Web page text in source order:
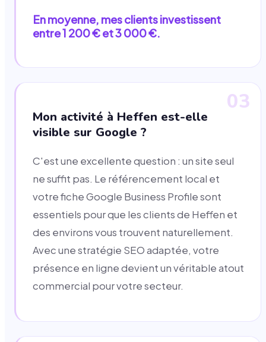
En moyenne, mes clients investissent
entre 1 200 € et 3 000 €.
03
Mon activité à Heffen est-elle
visible sur Google ?
C'est une excellente question : un site seul
ne suffit pas. Le référencement local et
votre fiche Google Business Profile sont
essentiels pour que les clients de Heffen et
des environs vous trouvent naturellement.
Avec une stratégie SEO adaptée, votre
présence en ligne devient un véritable atout
commercial pour votre secteur.